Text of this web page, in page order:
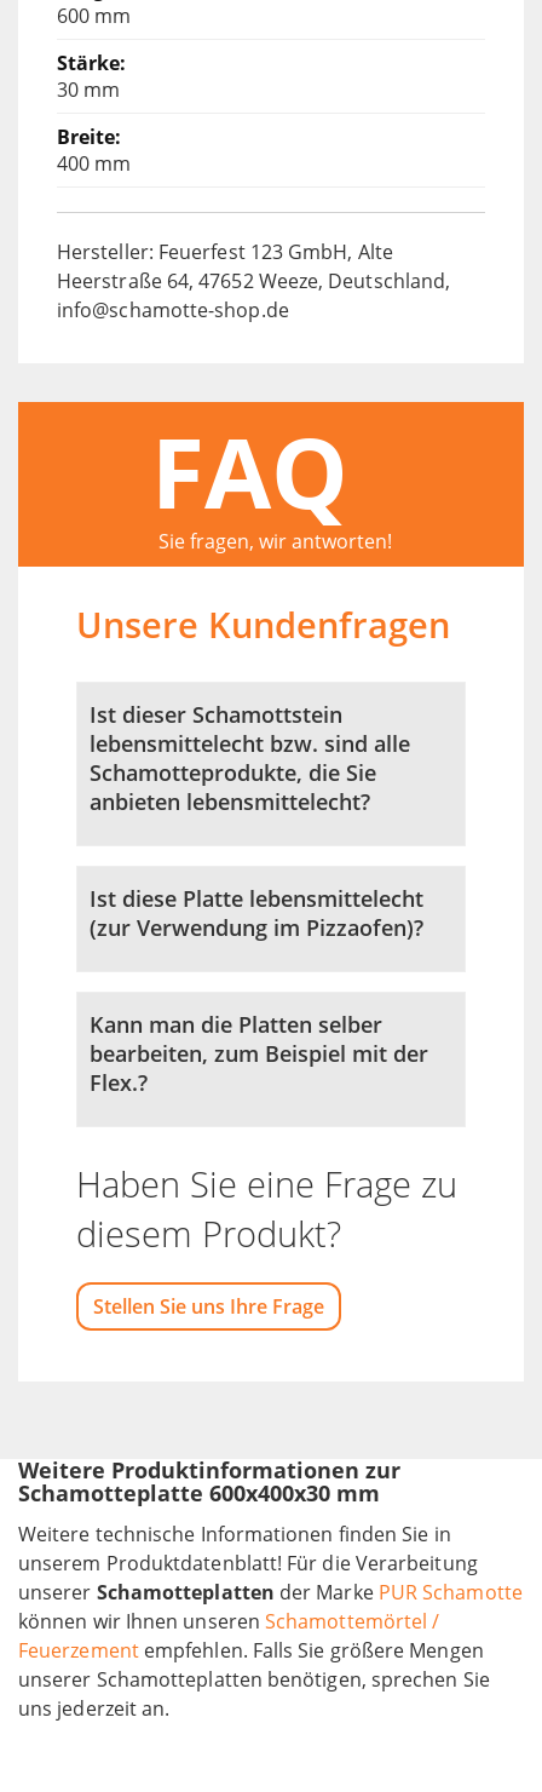
Weitere Produktinformationen zur
Schamotteplatte 600x400x30 mm
Weitere technische Informationen finden Sie in
unserem Produktdatenblatt! Für die Verarbeitung
unserer Schamotteplatten der Marke PUR Schamotte
können wir Ihnen unserenSchamottemörtel /
Feuerzementempfehlen. Falls Sie größere Mengen
unserer Schamotteplatten benötigen, sprechen Sie
uns jederzeit an.
600 mm
30 mm
400 mm
Hersteller: Feuerfest 123 GmbH, Alte
Heerstraße 64, 47652 Weeze, Deutschland,
info@schamotte-shop.de
FAQ
Sie fragen, wir antworten!
Unsere Kundenfragen
Ist dieser Schamottstein
lebensmittelecht bzw. sind alle
Schamotteprodukte, die Sie
anbieten lebensmittelecht?
Ist diese Platte lebensmittelecht
(zur Verwendung im Pizzaofen)?
Kann man die Platten selber
bearbeiten, zum Beispiel mit der
Flex.?
Haben Sie eine Frage zu
diesem Produkt?
Stellen Sie uns Ihre Frage